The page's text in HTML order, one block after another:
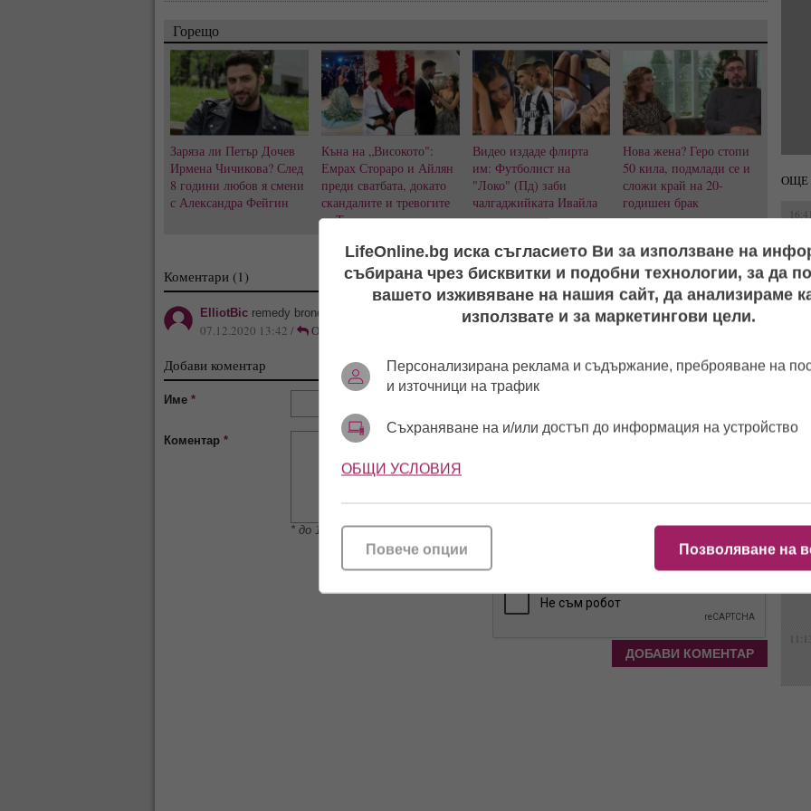
Горещо
Заряза ли Петър Дочев
Ирмена Чичикова? След
8 години любов я смени
с Александра Фейгин
Къна на „Високото":
Емрах Стораро и Айлян
преди сватбата, докато
скандалите и тревогите
за Тони не стихват
Видео издаде флирта
им: Футболист на
"Локо" (Пд) заби
чалгаджийката Ивайла
Нова жена? Геро стопи
50 кила, подмлади се и
сложи край на 20-
годишен брак
Коментари (1)
ElliotBic remedy bronchitis https://auringonalla.fi/xanaxdk.html herbalism guide 525
07.12.2020 13:42 / Отговор
Добави коментар
Име *
Коментар *
* до 1000 символа
ОЩЕ
16:41
LifeOnline.bg иска съгласието Ви за използване на
събирана чрез бисквитки и подобни технологии, за да
вашето изживяване на нашия сайт, да анализираме
използвате и за маркетингови цели.
Персонализирана реклама и съдържание, преброяване на
и източници на трафик
Съхраняване на и/или достъп до информация на устройство
ОБЩИ УСЛОВИЯ
Позволяване на
Повече опции